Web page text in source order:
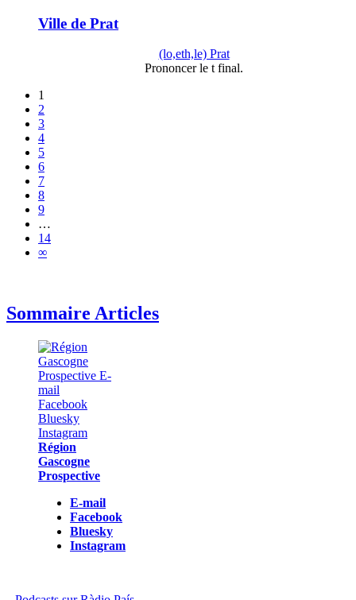
Ville de Prat
(lo,eth,le) Prat
Prononcer le t final.
1
2
3
4
5
6
7
8
9
…
14
∞
Sommaire Articles
Région
Gascogne
Prospective
E-mail
Facebook
Bluesky
Instagram